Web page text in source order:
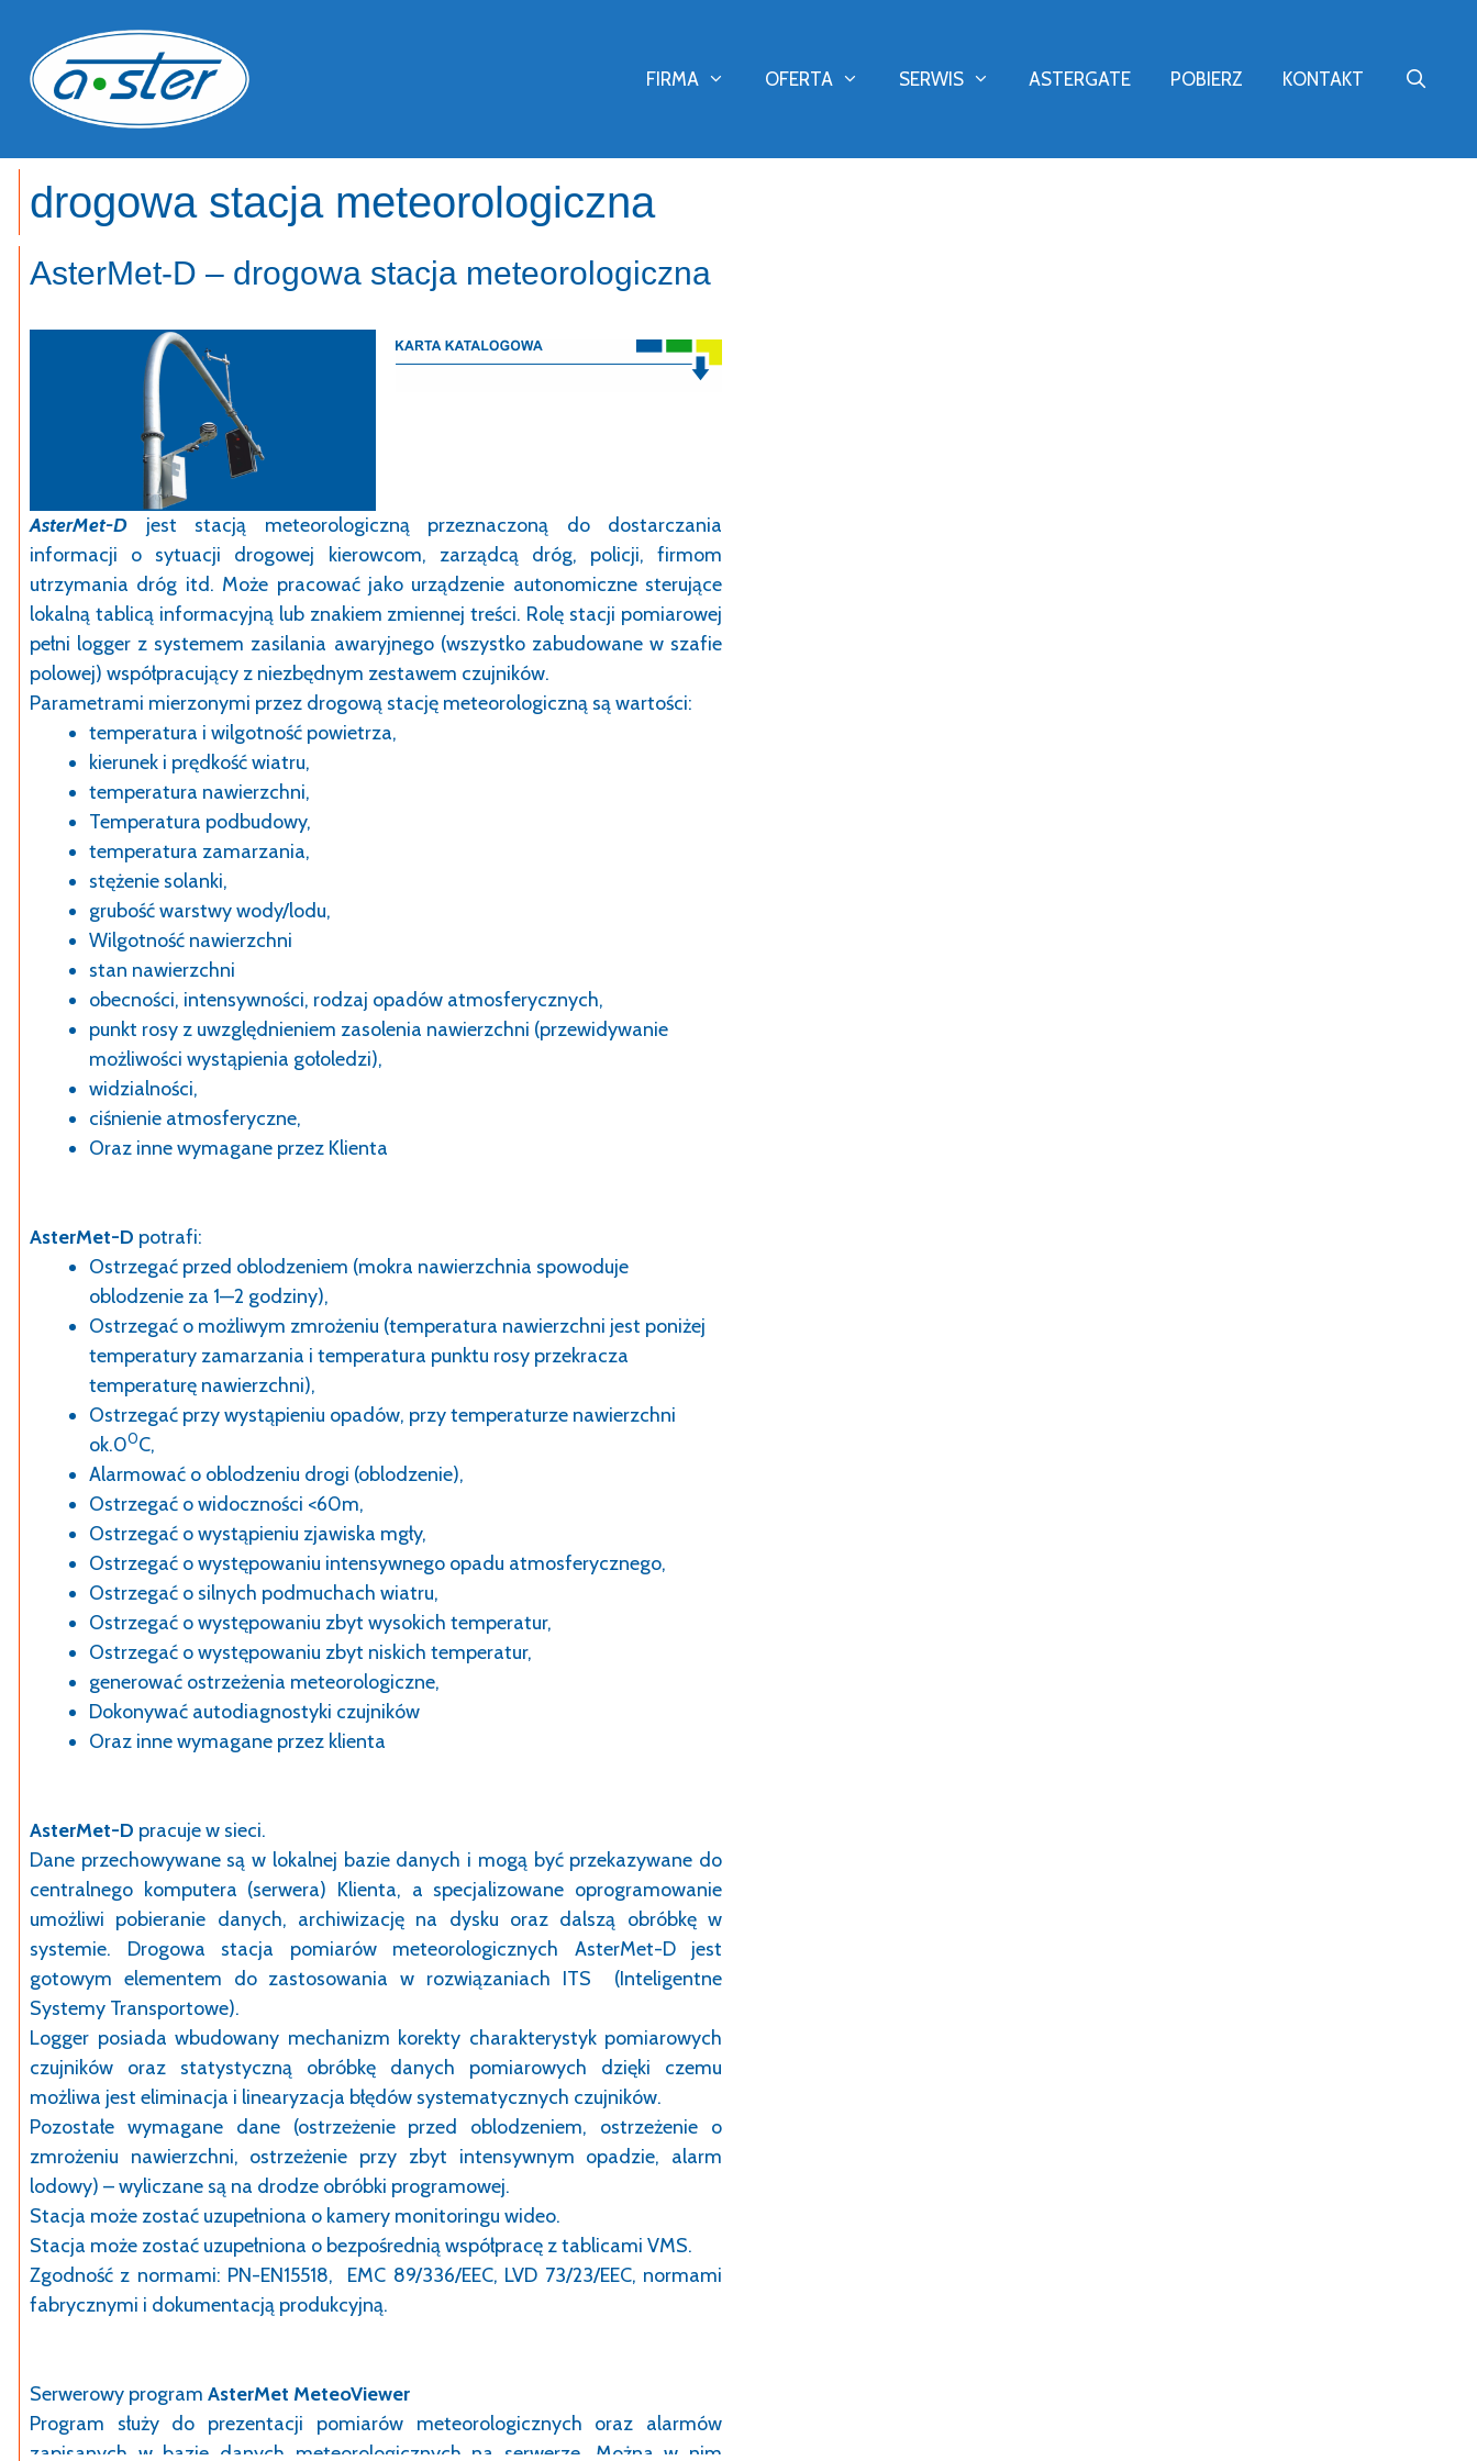
treści
FIRMA OFERTA SERWIS ASTERGATE POBIERZ KONTAKT
drogowa stacja meteorologiczna
AsterMet-D – drogowa stacja meteorologiczna
AsterMet-D jest stacją meteorologiczną przeznaczoną do dostarczania
informacji o sytuacji drogowej kierowcom, zarządcą dróg, policji, firmom
utrzymania dróg itd. Może pracować jako urządzenie autonomiczne sterujące
lokalną tablicą informacyjną lub znakiem zmiennej treści. Rolę stacji pomiarowej
pełni logger z systemem zasilania awaryjnego (wszystko zabudowane w szafie
polowej) współpracujący z niezbędnym zestawem czujników.
Parametrami mierzonymi przez drogową stację meteorologiczną są wartości:
temperatura i wilgotność powietrza,
kierunek i prędkość wiatru,
temperatura nawierzchni,
Temperatura podbudowy,
temperatura zamarzania,
stężenie solanki,
grubość warstwy wody/lodu,
Wilgotność nawierzchni
stan nawierzchni
obecności, intensywności, rodzaj opadów atmosferycznych,
punkt rosy z uwzględnieniem zasolenia nawierzchni (przewidywanie
możliwości wystąpienia gołoledzi),
widzialności,
ciśnienie atmosferyczne,
Oraz inne wymagane przez Klienta
AsterMet-D potrafi:
Ostrzegać przed oblodzeniem (mokra nawierzchnia spowoduje
oblodzenie za 1—2 godziny),
Ostrzegać o możliwym zmrożeniu (temperatura nawierzchni jest poniżej
temperatury zamarzania i temperatura punktu rosy przekracza
temperaturę nawierzchni),
Ostrzegać przy wystąpieniu opadów, przy temperaturze nawierzchni
ok.00C,
Alarmować o oblodzeniu drogi (oblodzenie),
Ostrzegać o widoczności <60m,
Ostrzegać o wystąpieniu zjawiska mgły,
Ostrzegać o występowaniu intensywnego opadu atmosferycznego,
Ostrzegać o silnych podmuchach wiatru,
Ostrzegać o występowaniu zbyt wysokich temperatur,
Ostrzegać o występowaniu zbyt niskich temperatur,
generować ostrzeżenia meteorologiczne,
Dokonywać autodiagnostyki czujników
Oraz inne wymagane przez klienta
AsterMet-D pracuje w sieci.
Dane przechowywane są w lokalnej bazie danych i mogą być przekazywane do
centralnego komputera (serwera) Klienta, a specjalizowane oprogramowanie
umożliwi pobieranie danych, archiwizację na dysku oraz dalszą obróbkę w
systemie. Drogowa stacja pomiarów meteorologicznych AsterMet-D jest
gotowym elementem do zastosowania w rozwiązaniach ITS (Inteligentne
Systemy Transportowe).
Logger posiada wbudowany mechanizm korekty charakterystyk pomiarowych
czujników oraz statystyczną obróbkę danych pomiarowych dzięki czemu
możliwa jest eliminacja i linearyzacja błędów systematycznych czujników.
Pozostałe wymagane dane (ostrzeżenie przed oblodzeniem, ostrzeżenie o
zmrożeniu nawierzchni, ostrzeżenie przy zbyt intensywnym opadzie, alarm
lodowy) – wyliczane są na drodze obróbki programowej.
Stacja może zostać uzupełniona o kamery monitoringu wideo.
Stacja może zostać uzupełniona o bezpośrednią współpracę z tablicami VMS.
Zgodność z normami: PN-EN15518, EMC 89/336/EEC, LVD 73/23/EEC, normami
fabrycznymi i dokumentacją produkcyjną.
Serwerowy program AsterMet MeteoViewer
Program służy do prezentacji pomiarów meteorologicznych oraz alarmów
zapisanych w bazie danych meteorologicznych na serwerze. Można w nim